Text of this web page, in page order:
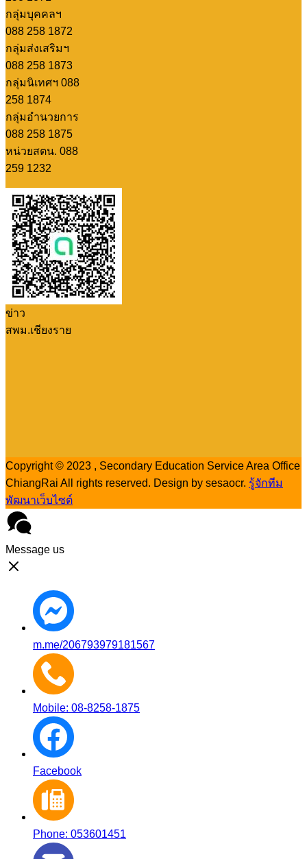
กลุ่มบุคคลฯ
088 258 1872
กลุ่มส่งเสริมฯ
088 258 1873
กลุ่มนิเทศฯ 088
258 1874
กลุ่มอำนวยการ
088 258 1875
หน่วยสตน. 088
259 1232
ข่าว
สพม.เชียงราย
Copyright © 2023 , Secondary Education Service Area Office
ChiangRai All rights reserved. Design by sesaocr. รู้จักทีม
พัฒนาเว็บไซต์
Message us
m.me/206793979181567
Mobile: 08-8258-1875
Facebook
Phone: 053601451